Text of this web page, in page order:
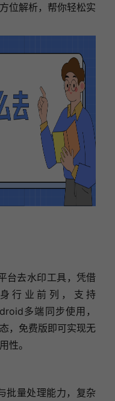
位解析，帮你轻松实
台去水印工具，凭借
行业前列，支持
多端同步使用，
，免费版即可实现无
性。
批量处理能力，复杂